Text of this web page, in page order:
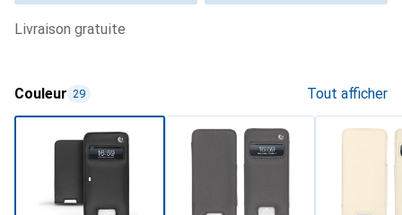
livraison gratuite
Couleur 29 Tout afficher